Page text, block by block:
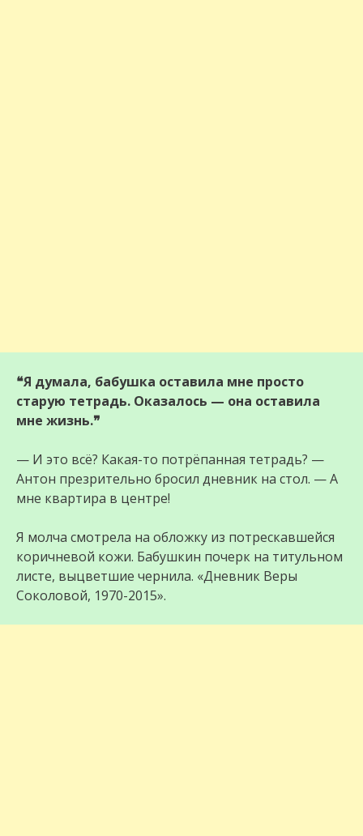
❝Я думала, бабушка оставила мне просто
старую тетрадь. Оказалось — она оставила
мне жизнь.❞
— И это всё? Какая-то потрёпанная тетрадь? —
Антон презрительно бросил дневник на стол. — А
мне квартира в центре!
Я молча смотрела на обложку из потрескавшейся
коричневой кожи. Бабушкин почерк на титульном
листе, выцветшие чернила. «Дневник Веры
Соколовой, 1970-2015».